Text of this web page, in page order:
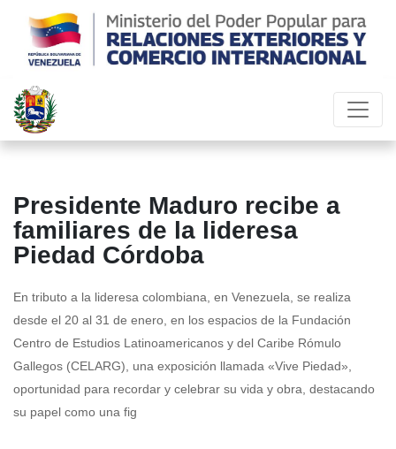
Presidente Maduro recibe a
familiares de la lideresa
Piedad Córdoba
En tributo a la lideresa colombiana, en Venezuela, se realiza
desde el 20 al 31 de enero, en los espacios de la Fundación
Centro de Estudios Latinoamericanos y del Caribe Rómulo
Gallegos (CELARG), una exposición llamada «Vive Piedad»,
oportunidad para recordar y celebrar su vida y obra, destacando
su papel como una fig